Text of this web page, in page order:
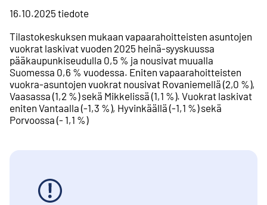
16.10.2025 tiedote
Tilastokeskuksen mukaan vapaarahoitteisten asuntojen
vuokrat laskivat vuoden 2025 heinä-syyskuussa
pääkaupunkiseudulla 0,5 % ja nousivat muualla
Suomessa 0,6 % vuodessa. Eniten vapaarahoitteisten
vuokra-asuntojen vuokrat nousivat Rovaniemellä (2,0 %),
Vaasassa (1,2 %) sekä Mikkelissä (1,1 %). Vuokrat laskivat
eniten Vantaalla (-1,3 %), Hyvinkäällä (-1,1 %) sekä
Porvoossa (- 1,1 %)